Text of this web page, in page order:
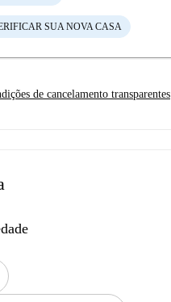
SUA NOVA CASA
de cancelamento transparentes